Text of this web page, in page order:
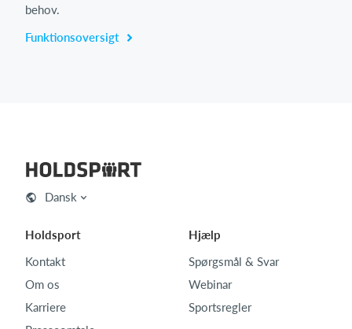
behov.
Funktionsoversigt
Dansk
Holdsport
Kontakt
Om os
Karriere
Hjælp
Spørgsmål & Svar
Webinar
Sportsregler